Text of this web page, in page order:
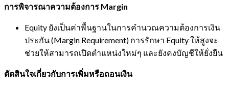
การพิจารณาความต้องการ Margin
Equity ยังเป็นค่าพื้นฐานในการคำนวณความต้องการเงิน
ประกัน (Margin Requirement) การรักษา Equity ให้สูงจะ
ช่วยให้สามารถเปิดตำแหน่งใหม่ๆ และยังคงบัญชีให้ยั่งยืน
ตัดสินใจเกี่ยวกับการเพิ่มหรือถอนเงิน